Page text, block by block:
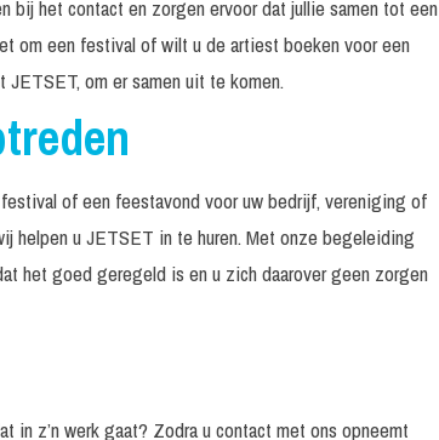
bij het contact en zorgen ervoor dat jullie samen tot een
om een festival of wilt u de artiest boeken voor een
om er samen uit te komen.
of een feestavond voor uw bedrijf, vereniging of
helpen u JETSET in te huren. Met onze begeleiding
het goed geregeld is en u zich daarover geen zorgen
in z’n werk gaat? Zodra u contact met ons opneemt